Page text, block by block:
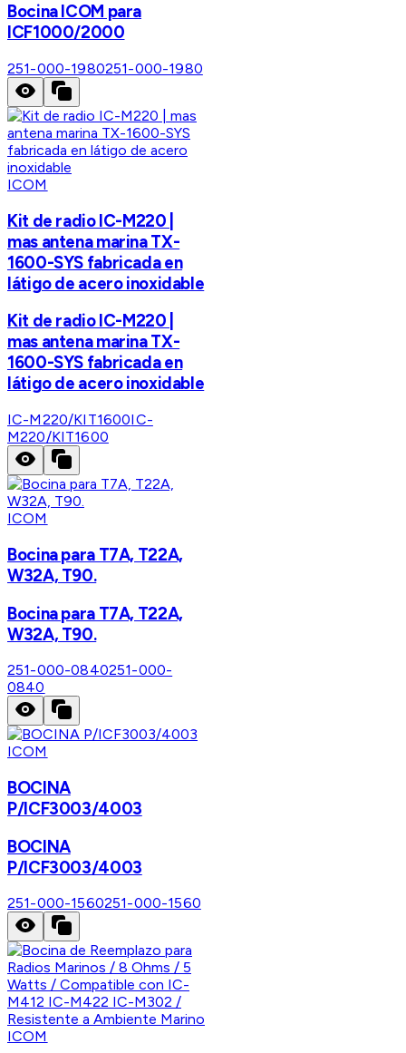
Bocina ICOM para
ICF1000/2000
251-000-1980251-000-1980
ICOM
Kit de radio IC-M220 |
mas antena marina TX-
1600-SYS fabricada en
látigo de acero inoxidable
Kit de radio IC-M220 |
mas antena marina TX-
1600-SYS fabricada en
látigo de acero inoxidable
IC-M220/KIT1600IC-
M220/KIT1600
ICOM
Bocina para T7A, T22A,
W32A, T90.
Bocina para T7A, T22A,
W32A, T90.
251-000-0840251-000-
0840
ICOM
BOCINA
P/ICF3003/4003
BOCINA
P/ICF3003/4003
251-000-1560251-000-1560
ICOM